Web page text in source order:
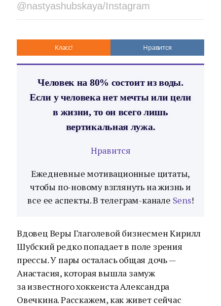
@nastyashubskaya/Instagram
Класс! Нравится
Человек на 80% состоит из воды.
Если у человека нет мечты или цели
в жизни, то он всего лишь
вертикальная лужа.
Нравится
Ежедневные мотивационные цитаты,
чтобы по-новому взглянуть на жизнь и
все ее аспекты. В телеграм-канале Sens!
Вдовец Веры Глаголевой бизнесмен Кирилл
Шубский редко попадает в поле зрения
прессы. У пары осталась общая дочь —
Анастасия, которая вышла замуж
за известного хоккеиста Александра
Овечкина. Расскажем, как живет сейчас